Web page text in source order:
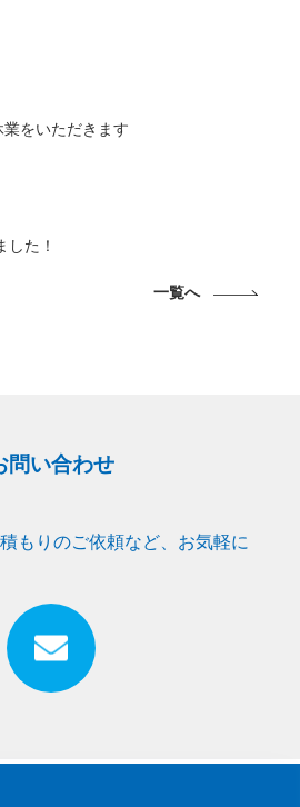
をいただきます
した！
一覧へ
問い合わせ
もりのご依頼など、お気軽に